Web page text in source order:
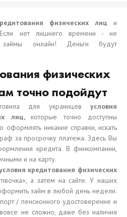
физических лиц и
нет лишнего времени - не
займы онлайн! Деньги будут
физических
точно подойдут
для украинцев условия
лиц, которые точно доступны
никакие справки, искать
за просрочку платежа. Здесь Вы
кредита. В финкомпании,
и на карту.
кредитования физических
а затем на сайте. У наших
займ в любой день недели.
/ пенсионного удостоверение и
не сложно, даже без наличия